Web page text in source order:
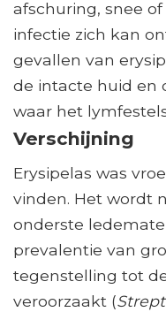
afschuring, snee
infectie zich kan
gevallen van
de intacte huid en
waar het
Verschijning
Erysipelas was
vinden. Het wordt
onderste
prevalentie van
tegenstelling tot
veroorzaakt (